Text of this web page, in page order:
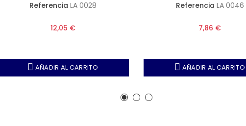
Referencia LA 0028
12,05 €
AÑADIR AL CARRITO
Referencia LA 0046
7,86 €
AÑADIR AL CARRITO